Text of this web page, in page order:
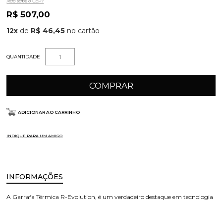
R$ 507,00
12x de R$ 46,45
QUANTIDADE
COMPRAR
ADICIONAR AO CARRINHO
INDIQUE PARA UM AMIGO
INFORMAÇÕES
A Garrafa Térmica R-Evolution, é um verdadeiro destaque em tecnologia